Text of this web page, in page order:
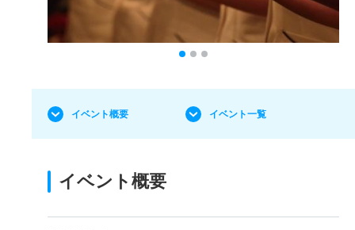
イベント概要 イベント一覧
イベント概要